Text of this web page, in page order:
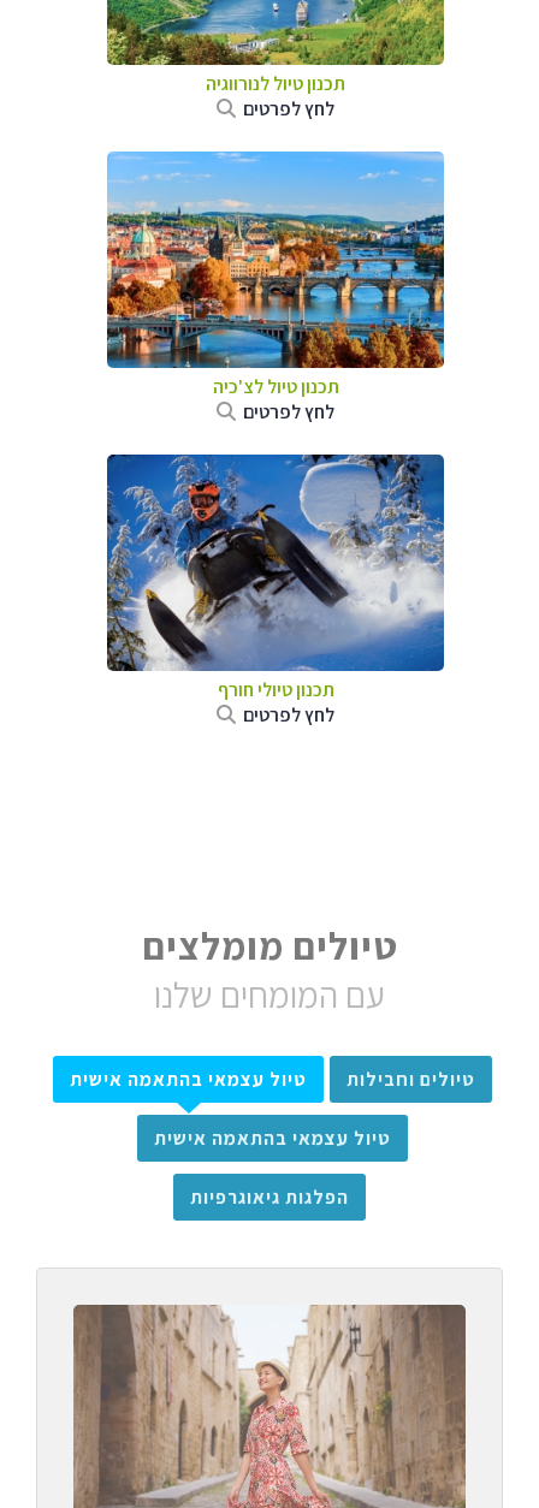
תכנון טיול לנורווגיה
לחץ לפרטים
תכנון טיול לצ'כיה
לחץ לפרטים
תכנון טיולי חורף
לחץ לפרטים
טיולים מומלצים
עם המומחים שלנו
טיולים וחבילות טיול עצמאי בהתאמה אישית
טיול עצמאי בהתאמה אישית
הפלגות גיאוגרפיות